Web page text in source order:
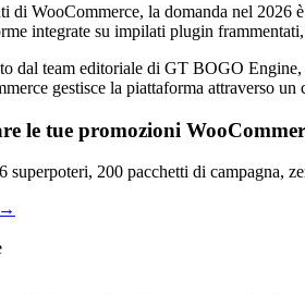
di WooCommerce, la domanda nel
integrate su impilati plugin
dal team editoriale di GT BOGO
gestisce la piattaforma attraverso
le tue promozioni
200 pacchetti di campagna,
→